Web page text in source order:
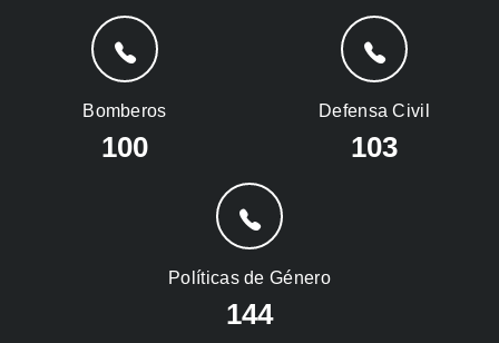
Bomberos
100
Defensa Civil
103
Políticas de Género
144